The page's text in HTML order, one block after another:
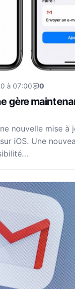
à 07:00 0
gère
nouvelle mise à
iOS. Une